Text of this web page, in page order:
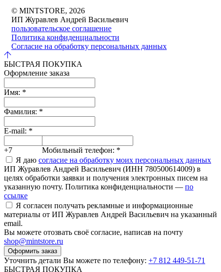
© MINTSTORE, 2026
ИП Журавлев Андрей Васильевич
пользовательское соглашение
Политика конфиденциальности
Согласие на обработку персональных данных
БЫСТРАЯ ПОКУПКА
Оформление заказа
Имя: *
Фамилия: *
E-mail: *
+7 Мобильный телефон: *
Я даю согласие на обработку моих персональных данных
ИП Журавлев Андрей Васильевич (ИНН 780500614009) в
целях обработки заявки и получения электронных писем на
указанную почту. Политика конфиденциальности — по
ссылке
Я согласен получать рекламные и информационные
материалы от ИП Журавлев Андрей Васильевич на указанный
email.
Вы можете отозвать своё согласие, написав на почту
shop@mintstore.ru
Оформить заказ
Уточнить детали Вы можете по телефону: +7 812 449-51-71
БЫСТРАЯ ПОКУПКА